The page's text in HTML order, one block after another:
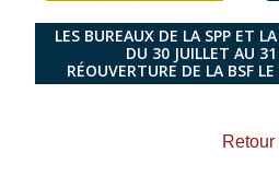
LES BUREAUX DE LA SPP ET
DU 30 JUILLET AU
RÉOUVERTURE DE LA BSF